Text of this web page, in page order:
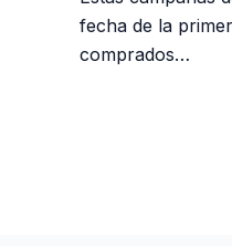
fecha de la
comprados…